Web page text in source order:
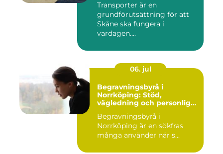
Transporter är en
grundförutsättning för att
Skåne ska fungera i
vardagen....
06. jul
Begravningsbyrå i
Norrköping: Stöd,
vägledning och personliga
Begravningsbyrå i
Norrköping är en sökfras
många använder när s...